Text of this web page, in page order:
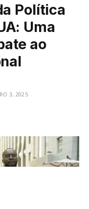
Política
Uma
ao
3, 2025